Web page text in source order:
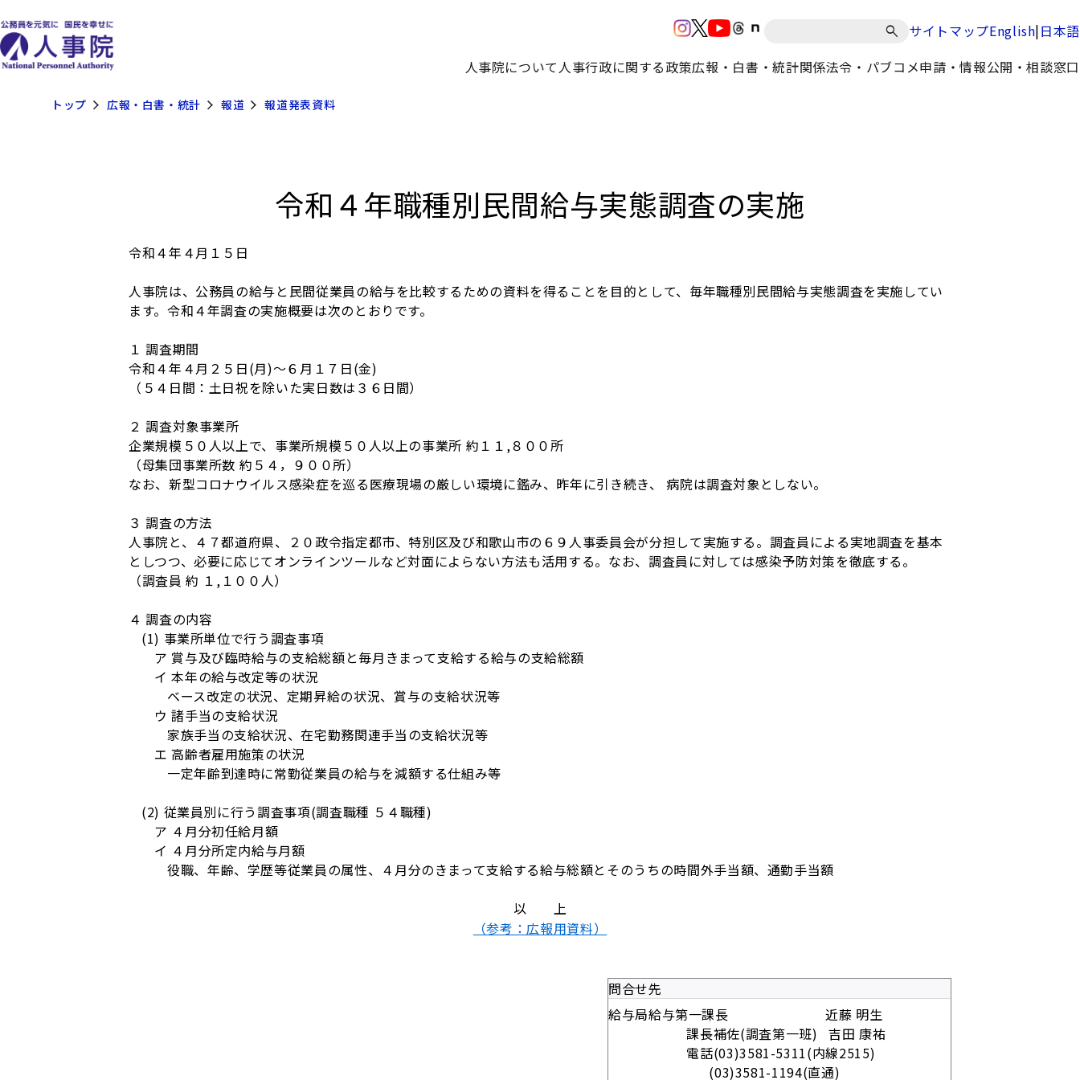
サイトマップEnglish|日本語
人事院について 人事行政に関する政策広報・白書・統計関係法令・パブコメ申請・情報公開・相談窓口
トップ 広報・白書・統計 報道 報道発表資料
令和４年職種別民間給与実態調査の実施
令和４年４月１５日
人事院は、公務員の給与と民間従業員の給与を比較するための資料を得ることを目的として、毎年職種別民間給与実態調査を実施してい
ます。令和４年調査の実施概要は次のとおりです。
１ 調査期間
令和４年４月２５日(月)～６月１７日(金)
（５４日間：土日祝を除いた実日数は３６日間）
２ 調査対象事業所
企業規模５０人以上で、事業所規模５０人以上の事業所 約１１,８００所
（母集団事業所数 約５４，９００所）
なお、新型コロナウイルス感染症を巡る医療現場の厳しい環境に鑑み、昨年に引き続き、 病院は調査対象としない。
３ 調査の方法
人事院と、４７都道府県、２０政令指定都市、特別区及び和歌山市の６９人事委員会が分担して実施する。調査員による実地調査を基本
としつつ、必要に応じてオンラインツールなど対面によらない方法も活用する。なお、調査員に対しては感染予防対策を徹底する。
（調査員 約 １,１００人）
４ 調査の内容
(1) 事業所単位で行う調査事項
ア 賞与及び臨時給与の支給総額と毎月きまって支給する給与の支給総額
イ 本年の給与改定等の状況
ベース改定の状況、定期昇給の状況、賞与の支給状況等
ウ 諸手当の支給状況
家族手当の支給状況、在宅勤務関連手当の支給状況等
エ 高齢者雇用施策の状況
一定年齢到達時に常勤従業員の給与を減額する仕組み等
(2) 従業員別に行う調査事項(調査職種 ５４職種)
ア ４月分初任給月額
イ ４月分所定内給与月額
役職、年齢、学歴等従業員の属性、４月分のきまって支給する給与総額とそのうちの時間外手当額、通勤手当額
以 上
（参考：広報用資料）
問合せ先
給与局給与第一課長 近藤 明生
課長補佐(調査第一班) 吉田 康祐
電話(03)3581-5311(内線2515)
(03)3581-1194(直通)